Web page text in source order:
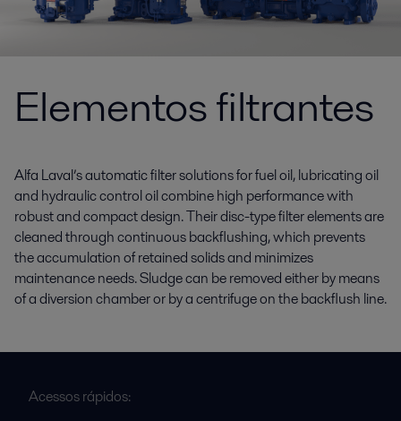
Elementos filtrantes
Alfa Laval’s automatic filter solutions for fuel oil, lubricating oil
and hydraulic control oil combine high performance with
robust and compact design. Their disc-type filter elements are
cleaned through continuous backflushing, which prevents
the accumulation of retained solids and minimizes
maintenance needs. Sludge can be removed either by means
of a diversion chamber or by a centrifuge on the backflush line.
Acessos rápidos: